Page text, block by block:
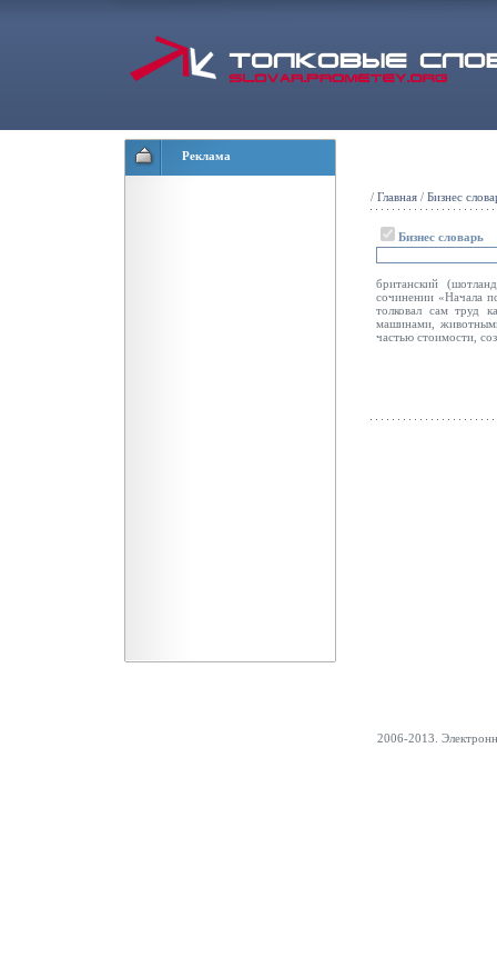
Реклама
/ Главная / Бизнес
Бизнес словарь
британский
сочинении «Начала
толковал сам труд
машинами,
частью стоимости,
2006-2013.